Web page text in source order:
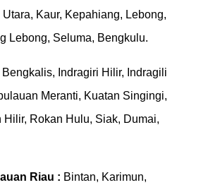
Kaur, Kepahiang, Lebong,
Lebong, Seluma, Bengkulu.
Bengkalis, Indragiri Hilir, Indragili
Meranti, Kuatan Singingi,
Hilir, Rokan Hulu, Siak, Dumai,
Riau : Bintan, Karimun,